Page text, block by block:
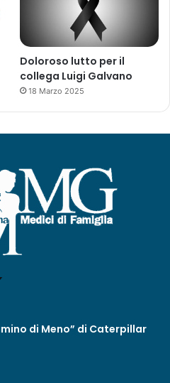
Doloroso lutto per il
collega Luigi Galvano
18 Marzo 2025
di Meno” di Caterpillar